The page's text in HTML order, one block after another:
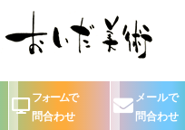
フォームで
問合わせ
メールで
問合わせ